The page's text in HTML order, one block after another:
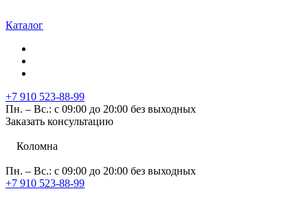
Каталог
+7 910 523-88-99
Пн. – Вс.: с 09:00 до 20:00 без выходных
Заказать консультацию
Коломна
Пн. – Вс.: с 09:00 до 20:00 без выходных
+7 910 523-88-99